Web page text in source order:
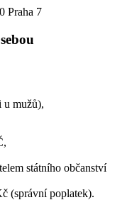
Praha 7
u mužů),
státního občanství
(správní poplatek).